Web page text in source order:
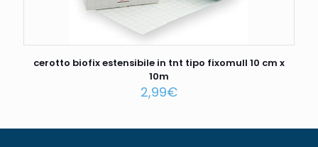
cerotto biofix estensibile in tnt tipo fixomull 10 cm x
10m
2,99€